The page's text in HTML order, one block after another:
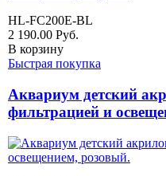
HL-FC200E-BL
2 190.00 Руб.
В корзину
Быстрая покупка
Аквариум детский
фильтрацией и